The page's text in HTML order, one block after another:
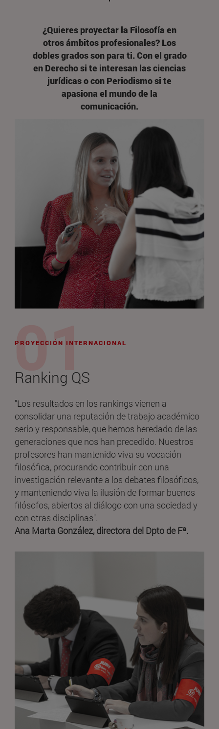
¿Quieres proyectar la Filosofía en
otros ámbitos profesionales? Los
dobles grados son para ti. Con el grado
en Derecho si te interesan las ciencias
jurídicas o con Periodismo si te
apasiona el mundo de la
comunicación.
PROYECCIÓN INTERNACIONAL
Ranking QS
"Los resultados en los rankings vienen a
consolidar una reputación de trabajo académico
serio y responsable, que hemos heredado de las
generaciones que nos han precedido. Nuestros
profesores han mantenido viva su vocación
filosófica, procurando contribuir con una
investigación relevante a los debates filosóficos,
y manteniendo viva la ilusión de formar buenos
filósofos, abiertos al diálogo con una sociedad y
con otras disciplinas".
Ana Marta González, directora del Dpto de Fª.